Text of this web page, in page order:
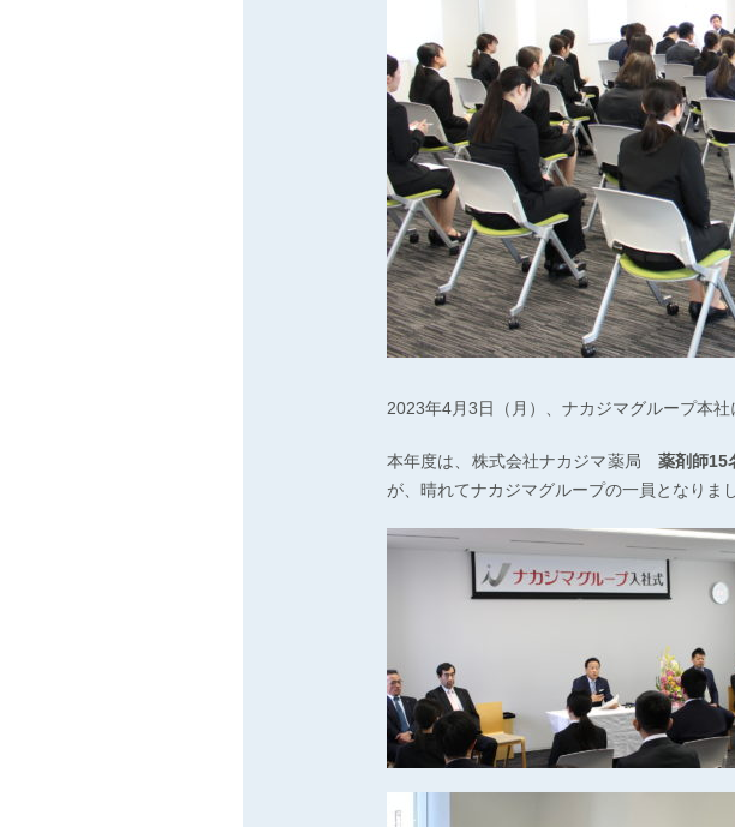
2023年4月3日（月）、ナカジマグループ本
本年度は、株式会社ナカジマ薬局 薬剤師
が、晴れてナカジマグループの一員となりまし